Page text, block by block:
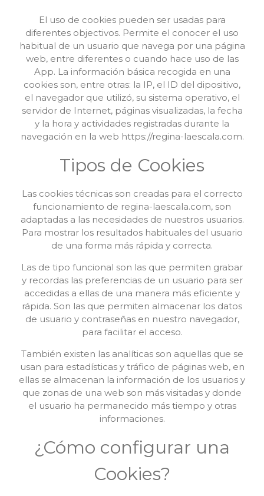
El uso de cookies pueden ser usadas para
diferentes objectivos. Permite el conocer el uso
habitual de un usuario que navega por una página
web, entre diferentes o cuando hace uso de las
App. La información básica recogida en una
cookies son, entre otras: la IP, el ID del dipositivo,
el navegador que utilizó, su sistema operativo, el
servidor de Internet, páginas visualizadas, la fecha
y la hora y actividades registradas durante la
navegación en la web https://regina-laescala.com.
Tipos de Cookies
Las cookies técnicas son creadas para el correcto
funcionamiento de regina-laescala.com, son
adaptadas a las necesidades de nuestros usuarios.
Para mostrar los resultados habituales del usuario
de una forma más rápida y correcta.
Las de tipo funcional son las que permiten grabar
y recordas las preferencias de un usuario para ser
accedidas a ellas de una manera más eficiente y
rápida. Son las que permiten almacenar los datos
de usuario y contraseñas en nuestro navegador,
para facilitar el acceso.
También existen las analíticas son aquellas que se
usan para estadísticas y tráfico de páginas web, en
ellas se almacenan la información de los usuarios y
que zonas de una web son más visitadas y donde
el usuario ha permanecido más tiempo y otras
informaciones.
¿Cómo configurar una
Cookies?